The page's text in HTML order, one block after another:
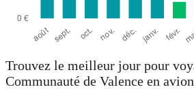
Trouvez le meilleur jour pour
Communauté de Valence en avion